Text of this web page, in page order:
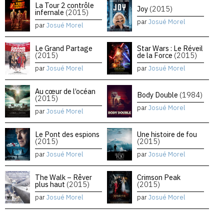
La Tour 2 contrôle
infernale (2015)
parJosué Morel
Joy (2015)
parJosué Morel
Le Grand Partage
(2015)
parJosué Morel
Star Wars : Le Réveil
de la Force (2015)
parJosué Morel
Au cœur de l’océan
(2015)
parJosué Morel
Body Double (1984)
parJosué Morel
Le Pont des espions
(2015)
parJosué Morel
Une histoire de fou
(2015)
parJosué Morel
The Walk – Rêver
plus haut (2015)
parJosué Morel
Crimson Peak
(2015)
parJosué Morel